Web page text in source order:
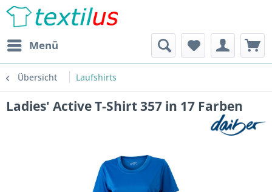
Menü
Übersicht Laufshirts
Ladies' Active T-Shirt 357 in 17 Farben